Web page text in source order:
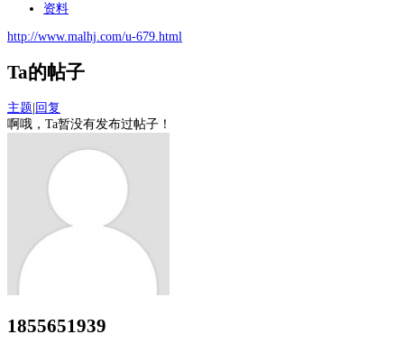
资料
http://www.malhj.com/u-679.html
Ta的帖子
主题 回复
啊哦，Ta暂没有发布过帖子！
1855651939